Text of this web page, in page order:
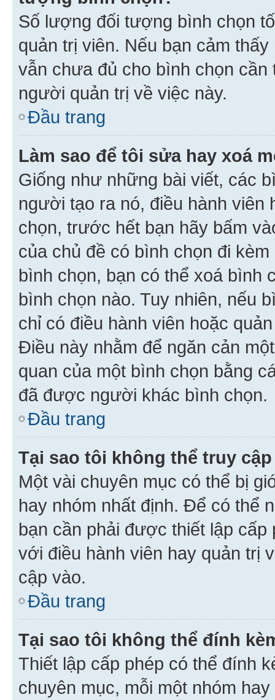
Số lượng đối tượng bình chọn
quản trị viên. Nếu bạn cảm
vẫn chưa đủ cho bình chọn
người quản trị về việc này.
Đầu trang
Làm sao để tôi sửa hay xoá
Giống như những bài viết, các
người tạo ra nó, điều hành
chọn, trước hết bạn hãy bấm
của chủ đề có bình chọn đi
bình chọn, bạn có thể xoá bình
bình chọn nào. Tuy nhiên, nếu
chỉ có điều hành viên hoặc
Điều này nhằm để ngăn cản
quan của một bình chọn bằng
đã được người khác bình chọn.
Đầu trang
Tại sao tôi không thể truy
Một vài chuyên mục có thể bị
hay nhóm nhất định. Để có thể
bạn cần phải được thiết lập
với điều hành viên hay quản trị
cập vào.
Đầu trang
Tại sao tôi không thể đính
Thiết lập cấp phép có thể đính
chuyên mục, mỗi một nhóm